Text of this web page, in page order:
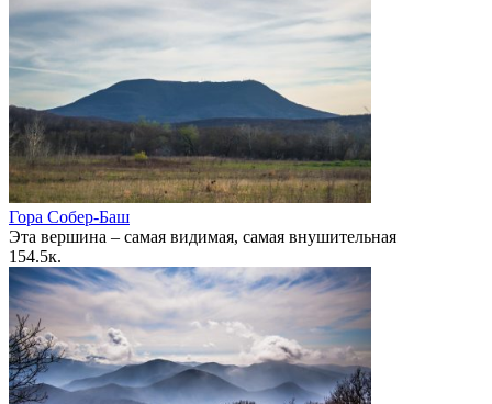
Гора Собер-Баш
Эта вершина – самая видимая, самая внушительная
1 54.5к.